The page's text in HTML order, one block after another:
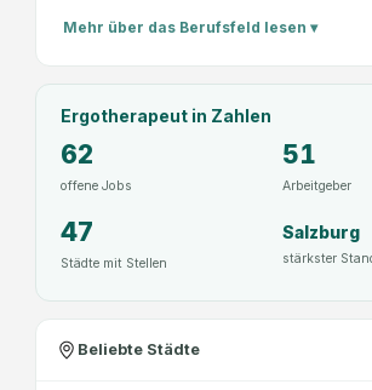
Mehr über das Berufsfeld lesen ▾
Ergotherapeutin Zahlen
62
offene Jobs
51
Arbeitgeber
47
Städte mit Stellen
Salzburg
stärkster
Beliebte Städte